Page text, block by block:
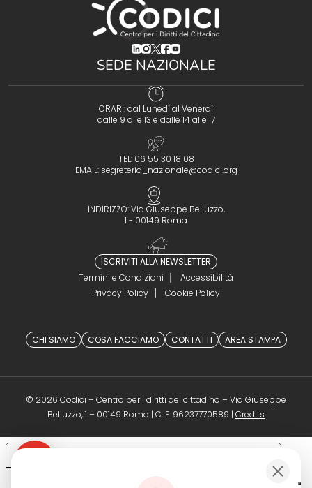
(opens in a new tab)
(opens in a new tab)
(opens in a new tab)
(opens in a new tab)
(opens in a new tab)
SEDE NAZIONALE
ORARI: dal Lunedì al Venerdì
dalle 9 alle 13 e dalle 14 alle 17
TEL: 06 55 30 18 08
EMAIL: segreteria_nazionale@codici.org
INDIRIZZO: Via Giuseppe Belluzzo,
1 - 00149 Roma
ISCRIVITI ALLA NEWSLETTER
Termini e Condizioni
Accessibilità
Privacy Policy
Cookie Policy
CHI SIAMO COSA FACCIAMO CONTATTI AREA STAMPA
© 2026 Codici – Centro per i diritti del cittadino – Via Giuseppe
Belluzzo, 1 – 00149 Roma | C. F. 96237770589 | Credits